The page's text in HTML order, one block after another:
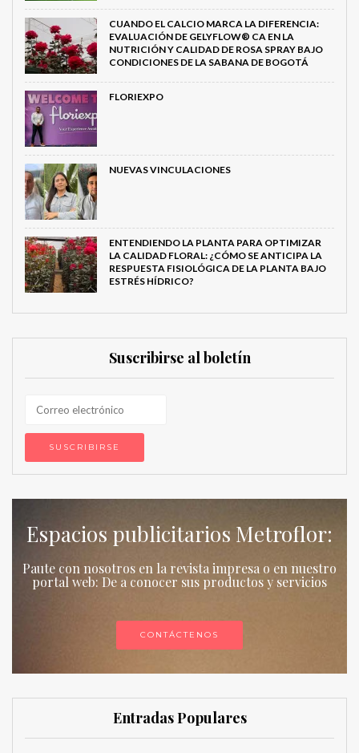
CUANDO EL CALCIO MARCA LA DIFERENCIA:
EVALUACIÓN DE GELYFLOW® CA EN LA
NUTRICIÓN Y CALIDAD DE ROSA SPRAY BAJO
CONDICIONES DE LA SABANA DE BOGOTÁ
FLORIEXPO
NUEVAS VINCULACIONES
ENTENDIENDO LA PLANTA PARA OPTIMIZAR
LA CALIDAD FLORAL: ¿CÓMO SE ANTICIPA LA
RESPUESTA FISIOLÓGICA DE LA PLANTA BAJO
ESTRÉS HÍDRICO?
Suscribirse al boletín
Espacios publicitarios Metroflor:
Paute con nosotros en la revista impresa o en nuestro
portal web: De a conocer sus productos y servicios
CONTÁCTENOS
Entradas Populares